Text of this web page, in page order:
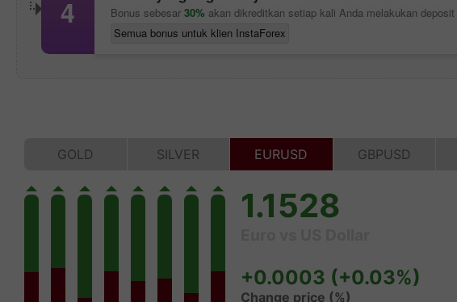
4 Bonus sebesar 30% akan dikreditkan setiap kali Anda melakukan deposit
Semua bonus untuk klien InstaForex